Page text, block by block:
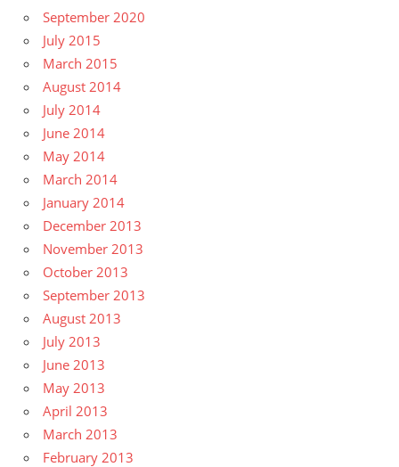
September 2020
July 2015
March 2015
August 2014
July 2014
June 2014
May 2014
March 2014
January 2014
December 2013
November 2013
October 2013
September 2013
August 2013
July 2013
June 2013
May 2013
April 2013
March 2013
February 2013